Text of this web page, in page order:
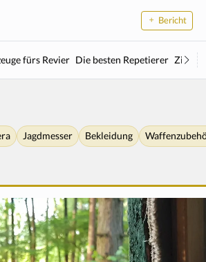
Bericht
fürs Revier Die besten Repetierer
Jagdmesser Bekleidung